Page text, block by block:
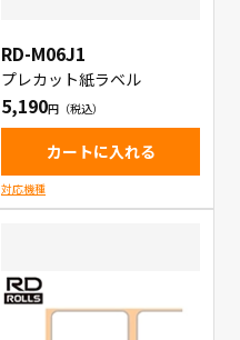
RD-M06J1
プレカット紙ラベル
5,190
カートに入れる
対応機種